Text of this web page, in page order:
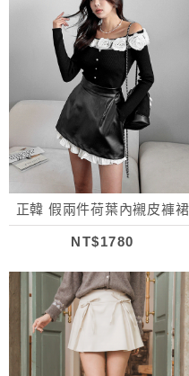
正韓 假兩件荷葉內襯皮褲裙
NT$1780